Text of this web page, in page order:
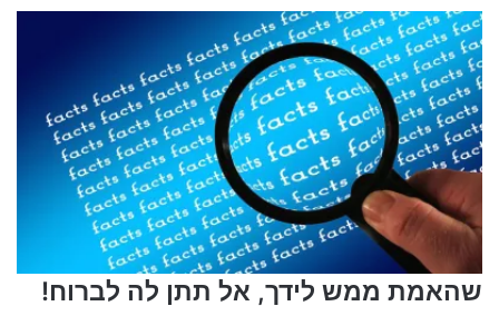
שהאמת ממש לידך, אל תתן לה לברוח!